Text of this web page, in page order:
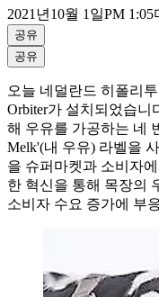
2021년 10월 1일PM 1:05
공유
공유
오늘 네덜란드 히폴리
Orbiter가 설치되었습니
해 우유를 가공하는 네
Melk'(내 우유) 라벨을
을 슈퍼마켓과 소비자
한 혁신을 통해 목장의
소비자 수요 증가에 부